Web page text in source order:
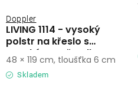
LIVING 1114 - vysoký
polstr na křeslo s
vysokým opěradlem
Doppler
Skladem
48 × 119 cm, tloušťka 6 cm